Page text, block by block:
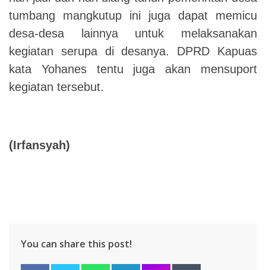
tumbang mangkutup ini juga dapat memicu
desa-desa lainnya untuk melaksanakan
kegiatan serupa di desanya. DPRD Kapuas
kata Yohanes tentu juga akan mensuport
kegiatan tersebut.
(Irfansyah)
You can share this post!